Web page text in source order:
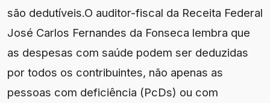
são dedutíveis.O auditor-fiscal da Receita Federal
José Carlos Fernandes da Fonseca lembra que
as despesas com saúde podem ser deduzidas
por todos os contribuintes, não apenas as
pessoas com deficiência (PcDs) ou com